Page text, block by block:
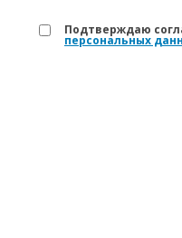
Подтверждаю
персональных